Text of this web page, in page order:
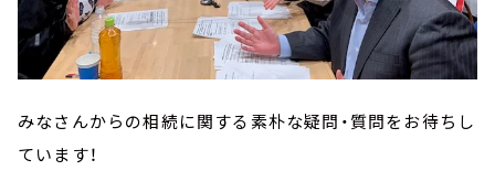
みなさんからの相続に関する素朴な疑問・質問をお待ちし
ています！